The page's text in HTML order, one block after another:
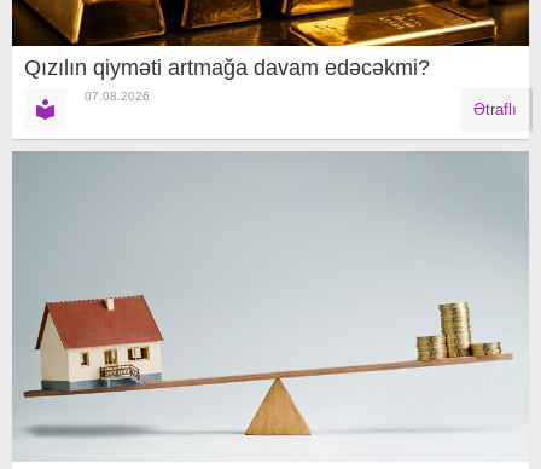
Qızılın qiyməti artmağa davam edəcəkmi?
07.08.2026
Ətraflı